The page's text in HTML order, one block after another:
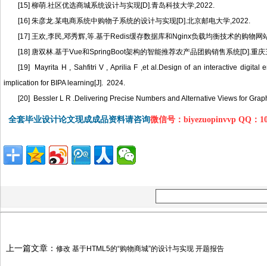
[15] 柳萌.社区优选商城系统设计与实现[D].青岛科技大学,2022.
[16] 朱彦龙.某电商系统中购物子系统的设计与实现[D].北京邮电大学,2022.
[17] 王欢,李民,邓秀辉,等.基于Redis缓存数据库和Nginx负载均衡技术的购物
[18] 唐双林.基于Vue和SpringBoot架构的智能推荐农产品团购销售系统[D].重
[19] Mayrita H , Sahfitri V , Aprilia F ,et al.Design of an interactive digital
implication for BIPA learning[J]. 2024.
[20] Bessler L R .Delivering Precise Numbers and Alternative Views for
全套毕业设计论文现成成品资料请咨询微信号：biyezuopinvvp QQ
上一篇文章： 修改 基于HTML5的“购物商城”的设计与实现 开题报告